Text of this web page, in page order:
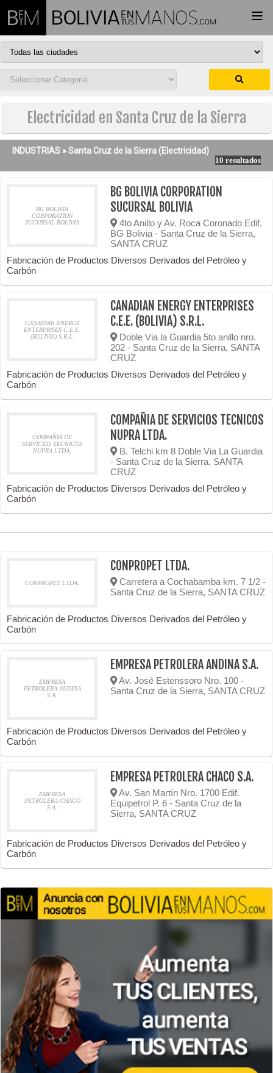
Electricidad en Santa Cruz de la Sierra
INDUSTRIAS »Santa Cruz de la Sierra (Electricidad)
10 resultados
BG BOLIVIA
CORPORATION
SUCURSAL BOLIVIA
BG BOLIVIA CORPORATION
SUCURSAL BOLIVIA
4to Anillo y Av. Roca Coronado Edif.
BG Bolivia - Santa Cruz de la Sierra,
SANTA CRUZ
Fabricación de Productos Diversos Derivados del Petróleo y
Carbón
CANADIAN ENERGY
ENTERPRISES C.E.E.
(BOLIVIA) S.R.L.
CANADIAN ENERGY ENTERPRISES
C.E.E. (BOLIVIA) S.R.L.
Doble Via la Guardia 5to anillo nro.
202 - Santa Cruz de la Sierra, SANTA
CRUZ
Fabricación de Productos Diversos Derivados del Petróleo y
Carbón
COMPAÑIA DE
SERVICIOS TECNICOS
NUPRA LTDA.
COMPAÑIA DE SERVICIOS TECNICOS
NUPRA LTDA.
B. Telchi km 8 Doble Via La Guardia
- Santa Cruz de la Sierra, SANTA
CRUZ
Fabricación de Productos Diversos Derivados del Petróleo y
Carbón
CONPROPET LTDA.
CONPROPET LTDA.
Carretera a Cochabamba km. 7 1/2 -
Santa Cruz de la Sierra, SANTA CRUZ
Fabricación de Productos Diversos Derivados del Petróleo y
Carbón
EMPRESA
PETROLERA ANDINA
S.A.
EMPRESA PETROLERA ANDINA S.A.
Av. José Estenssoro Nro. 100 -
Santa Cruz de la Sierra, SANTA CRUZ
Fabricación de Productos Diversos Derivados del Petróleo y
Carbón
EMPRESA
PETROLERA CHACO
S.A.
EMPRESA PETROLERA CHACO S.A.
Av. San Martín Nro. 1700 Edif.
Equipetrol P. 6 - Santa Cruz de la
Sierra, SANTA CRUZ
Fabricación de Productos Diversos Derivados del Petróleo y
Carbón